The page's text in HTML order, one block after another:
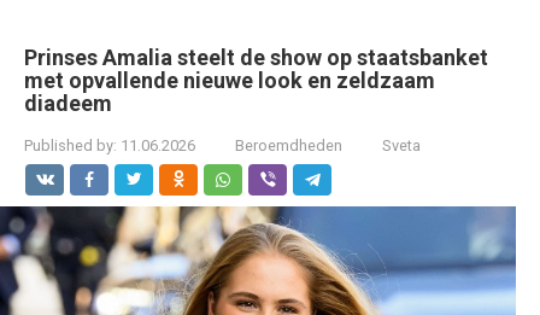
Prinses Amalia steelt de show op staatsbanket
met opvallende nieuwe look en zeldzaam
diadeem
Published by: 11.06.2026 Beroemdheden Sveta